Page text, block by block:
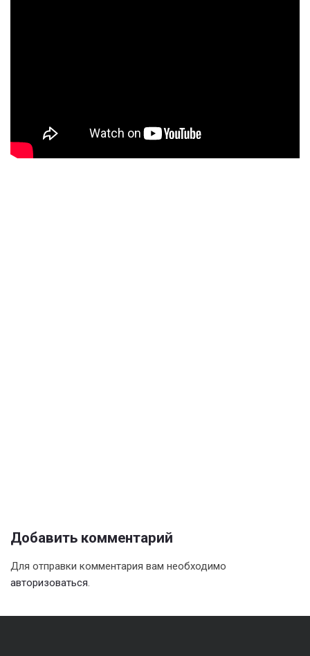
Добавить комментарий
Для отправки комментария вам необходимо
авторизоваться